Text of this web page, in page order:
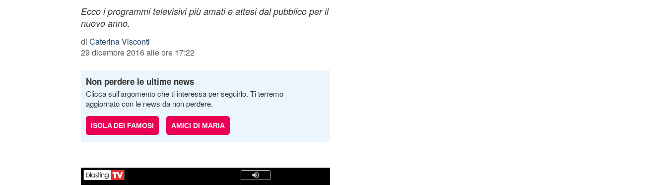
Ecco i programmi televisivi più amati e attesi dal pubblico per il
nuovo anno.
di Caterina Visconti
29 dicembre 2016 alle ore 17:22
Non perdere le ultime news
Clicca sull’argomento che ti interessa per seguirlo. Ti terremo
aggiornato con le news da non perdere.
ISOLA DEI FAMOSI AMICI DI MARIA